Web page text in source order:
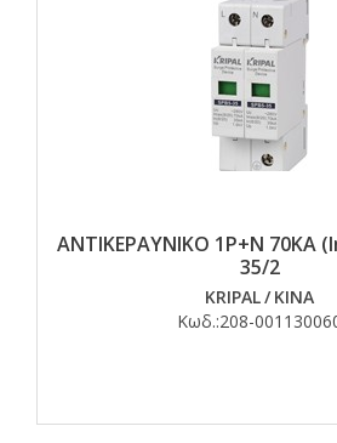
ΑΝΤΙΚΕΡΑΥΝΙΚΟ 1Ρ+Ν 70ΚΑ
35/2
KRIPAL/ ΚΙΝΑ
Κωδ.:208-